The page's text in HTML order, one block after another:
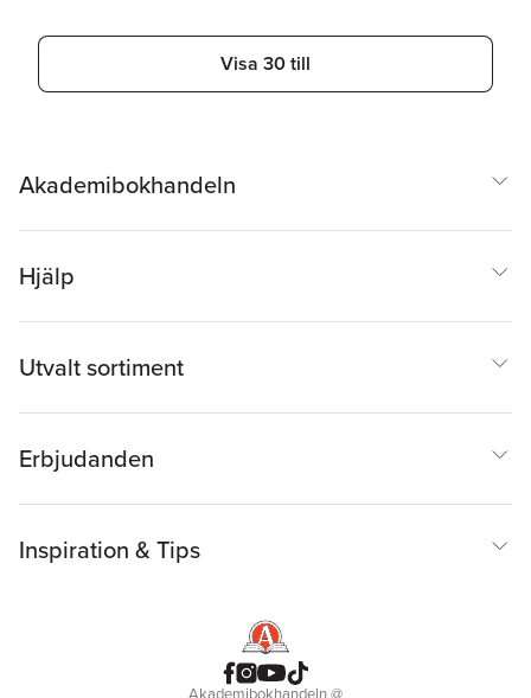
Visa 30 till
Akademibokhandeln
Hjälp
Utvalt sortiment
Erbjudanden
Inspiration & Tips